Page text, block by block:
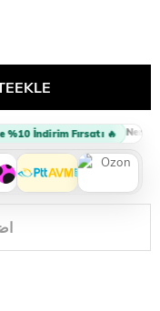
İndirim Fırsatı 🔥